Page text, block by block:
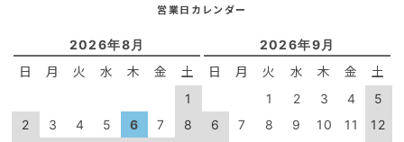
営業日カレンダー
2026年8月
日 月 火 水 木 金 土
1
2
3 4 5 6 7
8
2026年9月
日 月 火 水 木 金 土
1 2 3 4
5
6
7 8 9 10 11
12